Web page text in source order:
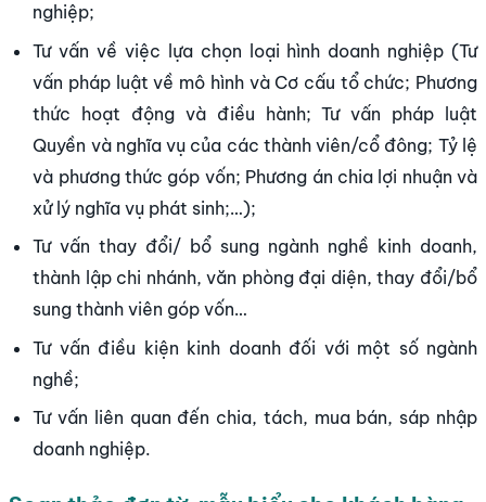
nghiệp;
Tư vấn về việc lựa chọn loại hình doanh nghiệp (Tư
vấn pháp luật về mô hình và Cơ cấu tổ chức; Phương
thức hoạt động và điều hành; Tư vấn pháp luật
Quyền và nghĩa vụ của các thành viên/cổ đông; Tỷ lệ
và phương thức góp vốn; Phương án chia lợi nhuận và
xử lý nghĩa vụ phát sinh;…);
Tư vấn thay đổi/ bổ sung ngành nghề kinh doanh,
thành lập chi nhánh, văn phòng đại diện, thay đổi/bổ
sung thành viên góp vốn…
Tư vấn điều kiện kinh doanh đối với một số ngành
nghề;
Tư vấn liên quan đến chia, tách, mua bán, sáp nhập
doanh nghiệp.